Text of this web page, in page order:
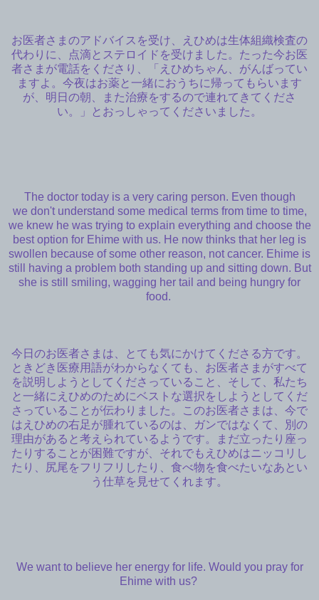
お医者さまのアドバイスを受け、えひめは生体組織検査の
代わりに、点滴とステロイドを受けました。たった今お医
者さまが電話をくださり、「えひめちゃん、がんばってい
ますよ。今夜はお薬と一緒におうちに帰ってもらいます
が、明日の朝、また治療をするので連れてきてくださ
い。」とおっしゃってくださいました。
The doctor today is a very caring person. Even though
we don't understand some medical terms from time to time,
we knew he was trying to explain everything and choose the
best option for Ehime with us. He now thinks that her leg is
swollen because of some other reason, not cancer. Ehime is
still having a problem both standing up and sitting down. But
she is still smiling, wagging her tail and being hungry for
food.
今日のお医者さまは、とても気にかけてくださる方です。
ときどき医療用語がわからなくても、お医者さまがすべて
を説明しようとしてくださっていること、そして、私たち
と一緒にえひめのためにベストな選択をしようとしてくだ
さっていることが伝わりました。このお医者さまは、今で
はえひめの右足が腫れているのは、ガンではなくて、別の
理由があると考えられているようです。まだ立ったり座っ
たりすることが困難ですが、それでもえひめはニッコリし
たり、尻尾をフリフリしたり、食べ物を食べたいなあとい
う仕草を見せてくれます。
We want to believe her energy for life. Would you pray for
Ehime with us?